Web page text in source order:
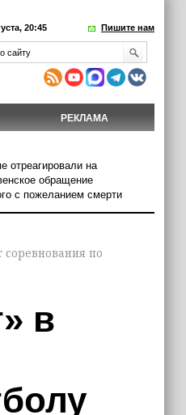
20:45 Пишите нам
РЕКЛАМА
отреагировали на
обращение
с пожеланием смерти
соревнования по
в